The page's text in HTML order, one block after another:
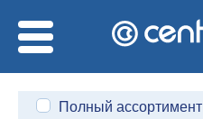
Полный ассортимент